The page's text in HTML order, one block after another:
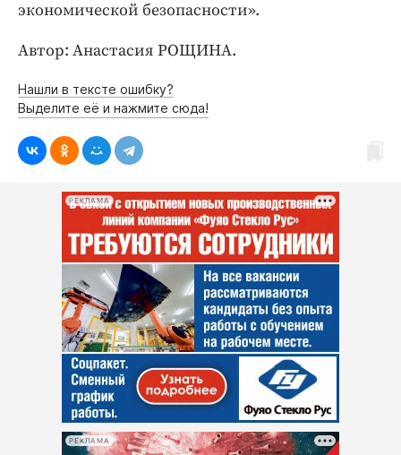
экономической безопасности».
Автор: Анастасия РОЩИНА.
Нашли в тексте ошибку?
Выделите её и нажмите сюда!
РЕКЛАМА
РЕКЛАМА